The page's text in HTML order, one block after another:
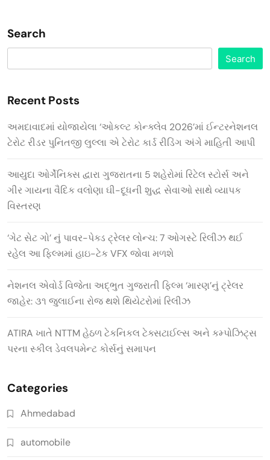
Search
Search
Recent Posts
અમદાવાદમાં યોજાયેલા ‘ઓકલ્ટ કોન્ક્લેવ 2026’માં ઈન્ટરનેશનલ
ટેરોટ રીડર પુનિતજી લુલ્લા એ ટેરોટ કાર્ડ રીડિંગ અંગે માહિતી આપી
આયુદા ઓર્ગેનિક્સ દ્વારા ગુજરાતના 5 શહેરોમાં રિટેલ સ્ટોર્સ અને
ગીર ગાયના વૈદિક વલોણા ઘી-દૂધની શુદ્ધ સેવાઓ સાથે વ્યાપક
વિસ્તરણ
‘ગેટ સેટ ગો’ નું પાવર-પેક્ડ ટ્રેલર લોન્ચ: 7 ઓગસ્ટે રિલીઝ થઈ
રહેલ આ ફિલ્મમાં હાઇ-ટેક VFX જોવા મળશે
નેશનલ એવોર્ડ વિજેતા અદ્ભુત ગુજરાતી ફિલ્મ ‘મારણ’નું ટ્રેલર
જાહેર: ૩૧ જુલાઈના રોજ થશે થિયેટરોમાં રિલીઝ
ATIRA ખાતે NTTM હેઠળ ટેકનિકલ ટેક્સટાઈલ્સ અને કમ્પોઝિટ્સ
પરના સ્કીલ ડેવલપમેન્ટ કોર્સનું સમાપન
Categories
Ahmedabad
automobile